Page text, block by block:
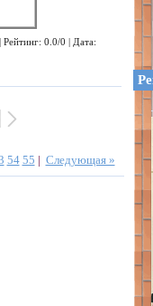
0.0/0 | Дата:
54 55 | Следующая »